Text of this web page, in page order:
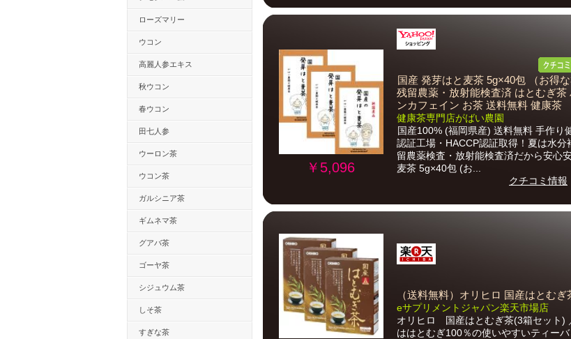
ローズマリー
ウコン
高麗人参エキス
秋ウコン
春ウコン
田七人参
ウーロン茶
ウコン茶
ガルシニア茶
ギムネマ茶
グアバ茶
ゴーヤ茶
シジュウム茶
しそ茶
すぎな茶
￥5,096
国産 発芽はと麦茶 5g×40包 （お得
残留農薬・放射能検査済 はとむぎ茶
ンカフェイン お茶 送料無料 健康茶
健康茶専門店がばい農園
国産100% (福岡県産) 送料無料 手作り
認証工場・HACCP認証取得！夏は水分
留農薬検査・放射能検査済だから安心
麦茶 5g×40包 (お...
クチコミ情報
（送料無料）オリヒロ 国産はとむぎ
eサプリメントジャパン楽天市場店
オリヒロ 国産はとむぎ茶(3箱セット)
ははとむぎ100％の使いやすいティー